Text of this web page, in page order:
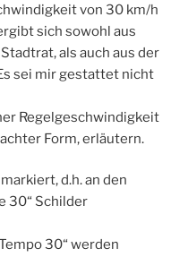
von 30 km/h
sich sowohl aus
als auch aus der
sei mir gestattet nicht
Regelgeschwindigkeit
Form, erläutern.
d.h. an den
30“ Schilder
30“ werden